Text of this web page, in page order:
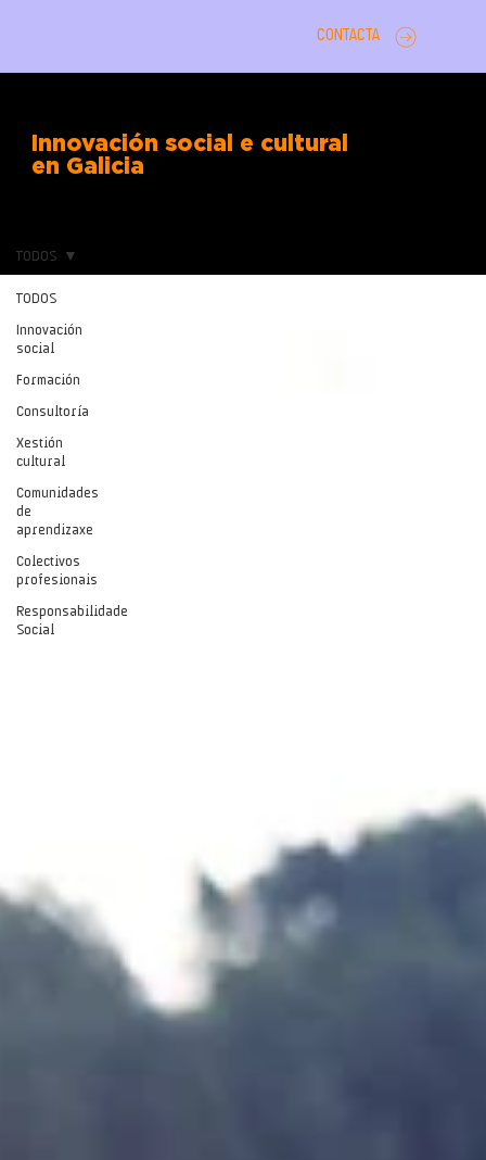
CONTACTA
Innovación social e cultural
en Galicia
TODOS
Innovación
social
Formación
Consultoría
Xestión
cultural
Comunidades
de
aprendizaxe
Colectivos
profesionais
Responsabilidade
Social
TODOS